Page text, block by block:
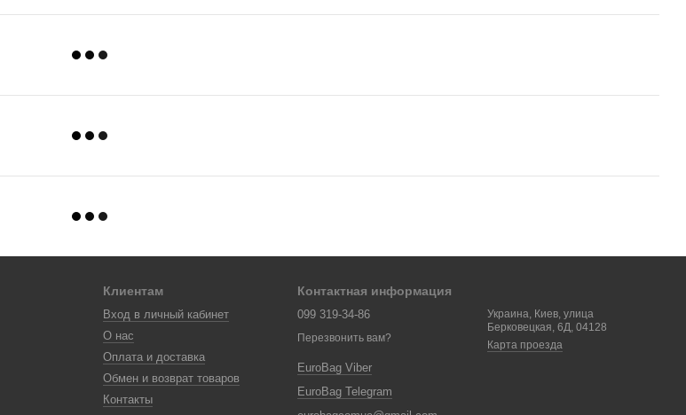
Клиентам
Вход в личный кабинет
О нас
Оплата и доставка
Обмен и возврат товаров
Контакты
Контактная информация
099 319-34-86
Перезвонить вам?
EuroBag Viber
EuroBag Telegram
Украина, Киев, улица
Берковецкая, 6Д, 04128
Карта проезда